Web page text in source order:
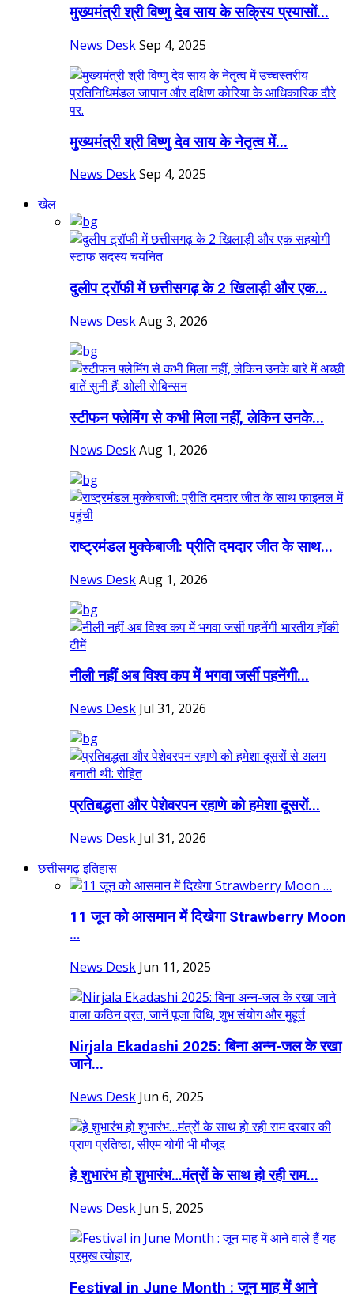
मुख्यमंत्री श्री विष्णु देव साय के सक्रिय प्रयासों...
News DeskSep 4, 2025
मुख्यमंत्री श्री विष्णु देव साय के नेतृत्व में...
News DeskSep 4, 2025
खेल
दुलीप ट्रॉफी में छत्तीसगढ़ के 2 खिलाड़ी और एक...
News DeskAug 3, 2026
स्टीफन फ्लेमिंग से कभी मिला नहीं, लेकिन उनके...
News DeskAug 1, 2026
राष्ट्रमंडल मुक्केबाजी: प्रीति दमदार जीत के साथ...
News DeskAug 1, 2026
नीली नहीं अब विश्व कप में भगवा जर्सी पहनेंगी...
News Desk Jul 31, 2026
प्रतिबद्धता और पेशेवरपन रहाणे को हमेशा दूसरों...
News Desk Jul 31, 2026
छत्तीसगढ़ इतिहास
11 जून को आसमान में दिखेगा Strawberry Moon
…
News Desk Jun 11, 2025
Nirjala Ekadashi 2025: बिना अन्न-जल के रखा
जाने...
News Desk Jun 6, 2025
हे शुभारंभ हो शुभारंभ…मंत्रों के साथ हो रही राम...
News Desk Jun 5, 2025
Festival in June Month : जून माह में आने